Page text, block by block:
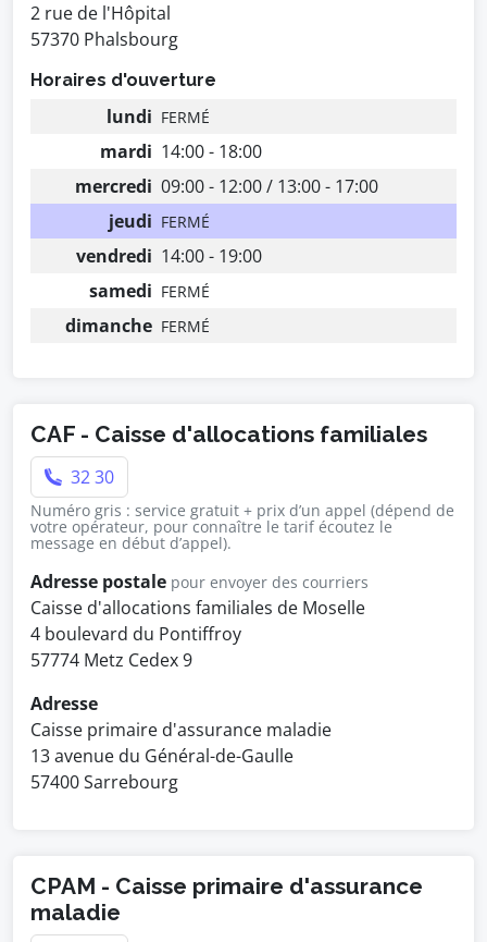
2 rue de l'Hôpital
57370 Phalsbourg
Horaires d'ouverture
lundi FERMÉ
mardi 14:00 - 18:00
mercredi 09:00 - 12:00 / 13:00 - 17:00
jeudi FERMÉ
vendredi 14:00 - 19:00
samedi FERMÉ
dimanche FERMÉ
CAF - Caisse d'allocations familiales
32 30
Numéro gris : service gratuit + prix d’un appel (dépend de
votre opérateur, pour connaître le tarif écoutez le
message en début d’appel).
Adresse postale pour envoyer des courriers
Caisse d'allocations familiales de Moselle
4 boulevard du Pontiffroy
57774 Metz Cedex 9
Adresse
Caisse primaire d'assurance maladie
13 avenue du Général-de-Gaulle
57400 Sarrebourg
CPAM - Caisse primaire d'assurance
maladie